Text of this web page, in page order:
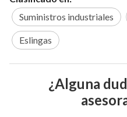
Suministros industriales
Eslingas
¿Alguna